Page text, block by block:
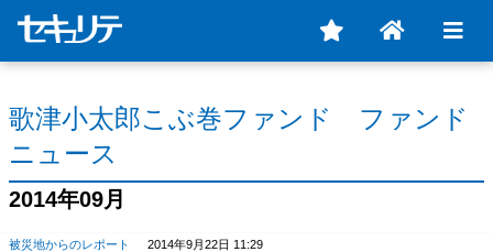
歌津小太郎こぶ巻ファンド ファンド
ニュース
2014年09月
被災地からのレポート 2014年9月22日 11:29